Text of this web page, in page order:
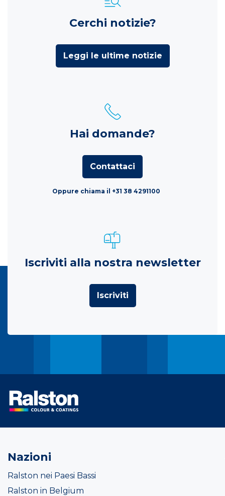
Cerchi notizie?
Leggi le ultime notizie
Hai domande?
Contattaci
Oppure chiama il +31 38 4291100
Iscriviti alla nostra newsletter
Iscriviti
Nazioni
Ralston nei Paesi Bassi
Ralston in Belgium